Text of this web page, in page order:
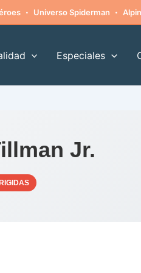
· Universo Spiderman ·
Especiales
Jr.